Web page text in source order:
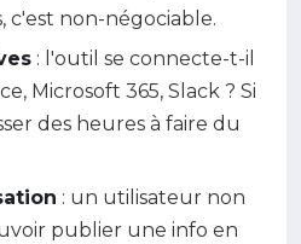
c'est non-négociable.
: l'outil se connecte-t-il
Microsoft 365, Slack ? Si
des heures à faire du
: un utilisateur non
publier une info en